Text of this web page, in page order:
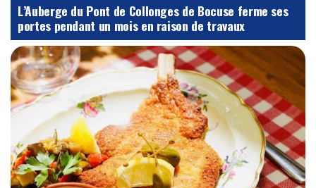
L’Auberge du Pont de Collonges de Bocuse ferme ses
portes pendant un mois en raison de travaux